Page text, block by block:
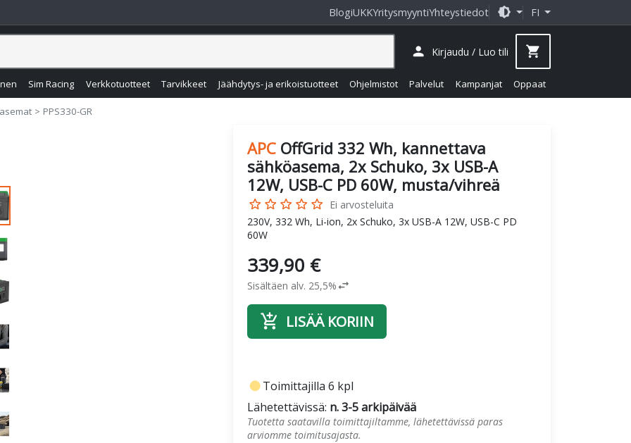
BlogiUKKYritysmyyntiYhteystiedot brightness_medium FI
Sim Racing Verkkotuotteet Tarvikkeet Jäähdytys- ja erikoistuotteet Ohjelmistot Palvelut Kampanjat Oppaat
person Kirjaudu / Luo tili shopping_cart
PPS330-GR
APC OffGrid 332 Wh, kannettava
sähköasema, 2x Schuko, 3x USB-A
12W, USB-C PD 60W, musta/vihreä
star_border star_border star_border star_border star_border Ei arvosteluita
230V, 332 Wh, Li-ion, 2x Schuko, 3x USB-A 12W, USB-C PD
60W
339,90 €
Sisältäen alv. 25,5%swap_horiz
add_shopping_cart LISÄÄ KORIIN
fiber_manual_recordToimittajilla 6 kpl
Lähetettävissä: n. 3-5 arkipäivää
Tuotetta saatavilla toimittajiltamme, lähetettävissä paras
arviomme toimitusajasta.